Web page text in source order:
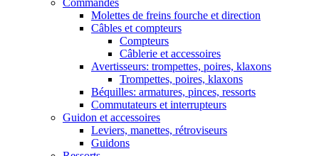
Commandes
Molettes de freins fourche et direction
Câbles et compteurs
Compteurs
Câblerie et accessoires
Avertisseurs: trompettes, poires, klaxons
Trompettes, poires, klaxons
Béquilles: armatures, pinces, ressorts
Commutateurs et interrupteurs
Guidon et accessoires
Leviers, manettes, rétroviseurs
Guidons